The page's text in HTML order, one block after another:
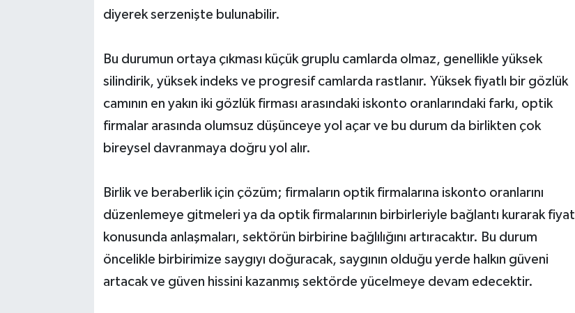
diyerek serzenişte bulunabilir.
Bu durumun ortaya çıkması küçük gruplu camlarda olmaz, genellikle yüksek
silindirik, yüksek indeks ve progresif camlarda rastlanır. Yüksek fiyatlı bir gözlük
camının en yakın iki gözlük firması arasındaki iskonto oranlarındaki farkı, optik
firmalar arasında olumsuz düşünceye yol açar ve bu durum da birlikten çok
bireysel davranmaya doğru yol alır.
Birlik ve beraberlik için çözüm; firmaların optik firmalarına iskonto oranlarını
düzenlemeye gitmeleri ya da optik firmalarının birbirleriyle bağlantı kurarak fiyat
konusunda anlaşmaları, sektörün birbirine bağlılığını artıracaktır. Bu durum
öncelikle birbirimize saygıyı doğuracak, saygının olduğu yerde halkın güveni
artacak ve güven hissini kazanmış sektörde yücelmeye devam edecektir.